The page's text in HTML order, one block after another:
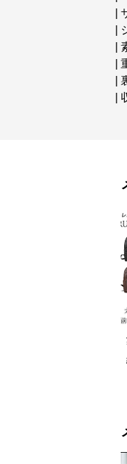
|
|
|
|
|
|